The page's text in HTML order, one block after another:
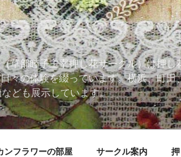
草部睦子主宰押し花サークル）は押
々の体験を綴っています。横浜、町
ども展示しています。
ンフラワーの部屋 サークル案内